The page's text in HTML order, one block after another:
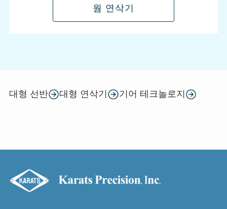
웜 연삭기
대형 선반 대형 연삭기 기어 테크놀로지